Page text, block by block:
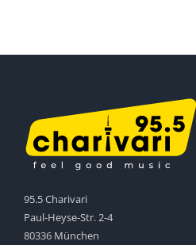
95.5 Charivari
Paul-Heyse-Str. 2-4
80336 München